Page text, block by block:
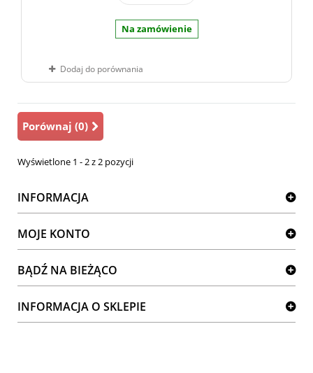
Na zamówienie
Dodaj do porównania
Porównaj (0)
Wyświetlone 1 - 2 z 2 pozycji
INFORMACJA
MOJE KONTO
BĄDŹ NA BIEŻĄCO
INFORMACJA O SKLEPIE